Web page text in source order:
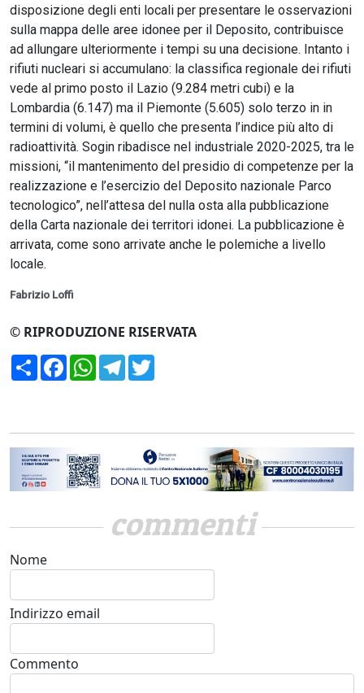
disposizione degli enti locali per presentare le osservazioni
sulla mappa delle aree idonee per il Deposito, contribuisce
ad allungare ulteriormente i tempi su una decisione. Intanto i
rifiuti nucleari si accumulano: la classifica regionale dei rifiuti
vede al primo posto il Lazio (9.284 metri cubi) e la
Lombardia (6.147) ma il Piemonte (5.605) solo terzo in in
termini di volumi, è quello che presenta l’indice più alto di
radioattività. Sogin ribadisce nel industriale 2020-2025, tra le
missioni, “il mantenimento del presidio di competenze per la
realizzazione e l’esercizio del Deposito nazionale Parco
tecnologico”, nell’attesa del nulla osta alla pubblicazione
della Carta nazionale dei territori idonei. La pubblicazione è
arrivata, come sono arrivate anche le polemiche a livello
locale.
Fabrizio Loffi
© RIPRODUZIONE RISERVATA
CondividiFacebookWhatsApp
Telegram
commenti
Nome
Indirizzo email
Commento